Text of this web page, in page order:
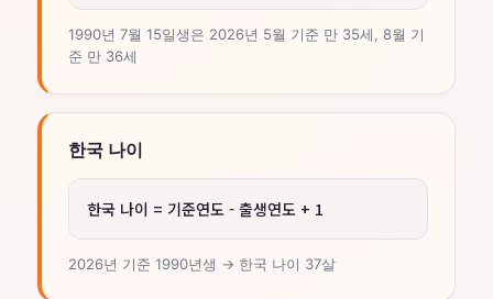
1990년 7월 15일생은 2026년 5월 기준 만 35세, 8월 기
준 만 36세
한국 나이
한국 나이 = 기준연도 - 출생연도 + 1
2026년 기준 1990년생 → 한국 나이 37살